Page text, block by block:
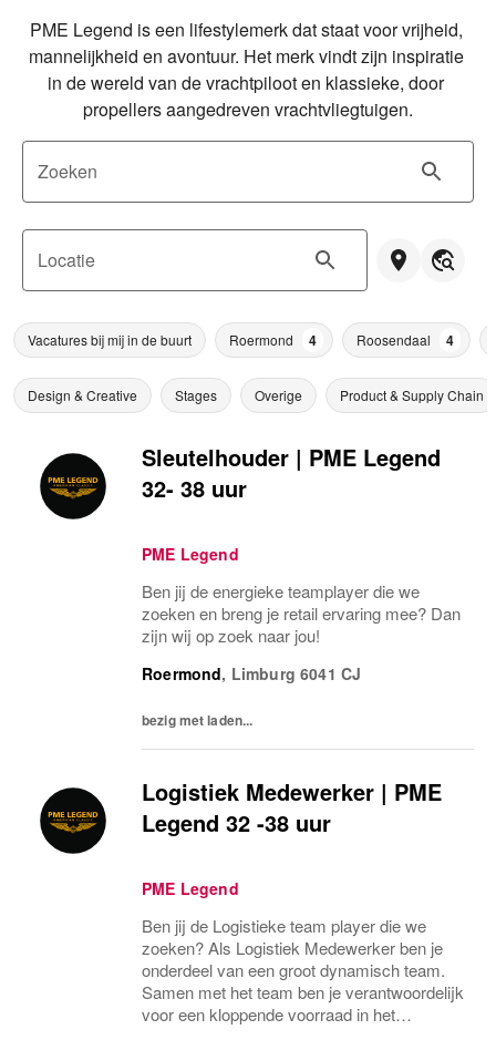
PME Legend is een lifestylemerk dat staat voor vrijheid,
mannelijkheid en avontuur. Het merk vindt zijn inspiratie
in de wereld van de vrachtpiloot en klassieke, door
propellers aangedreven vrachtvliegtuigen.
Zoeken
Locatie
Vacatures bij mij in de buurt Roermond 4 Roosendaal 4
Design & Creative Stages Overige Product & Supply Chain
Sleutelhouder | PME Legend
32- 38 uur
PME Legend
Ben jij de energieke teamplayer die we
zoeken en breng je retail ervaring mee? Dan
zijn wij op zoek naar jou!
Roermond, Limburg 6041 CJ
bezig met laden...
Logistiek Medewerker | PME
Legend 32 -38 uur
PME Legend
Ben jij de Logistieke team player die we
zoeken? Als Logistiek Medewerker ben je
onderdeel van een groot dynamisch team.
Samen met het team ben je verantwoordelijk
voor een kloppende voorraad in het